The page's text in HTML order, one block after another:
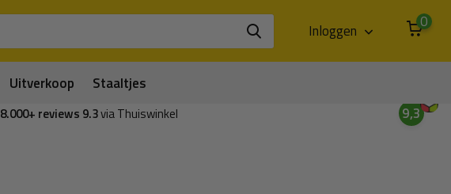
Inloggen 0
Uitverkoop Staaltjes
8.000+ reviews 9.3via Thuiswinkel 9,3